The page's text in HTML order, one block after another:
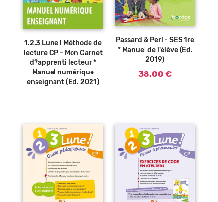
1.2.3 Lune ! Méthode de
lecture CP - Mon Carnet
d?apprenti lecteur *
Manuel numérique
enseignant (Ed. 2021)
Ajouter au
Passard & Perl - SES 1re
* Manuel de l'élève (Ed.
2019)
38,00 €